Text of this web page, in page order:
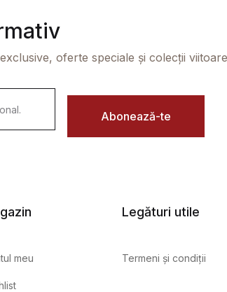
oferte speciale și colecții viitoare
Abonează-te
meu
Legături utile
Termeni și condiții